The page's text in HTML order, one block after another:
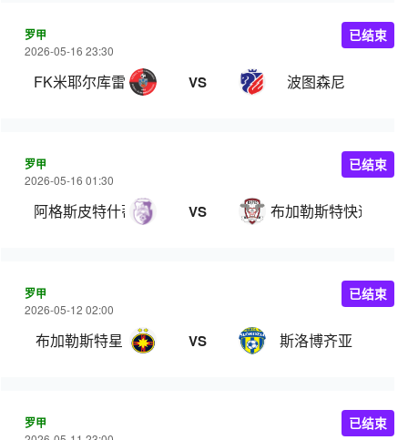
罗甲
2026-05-16 23:30
FK米耶尔库雷亚丘克 VS 波图森尼
已结束
罗甲
2026-05-16 01:30
阿格斯皮特什蒂 VS 布加勒斯特快速
已结束
罗甲
2026-05-12 02:00
布加勒斯特星 VS 斯洛博齐亚
已结束
罗甲 已结束